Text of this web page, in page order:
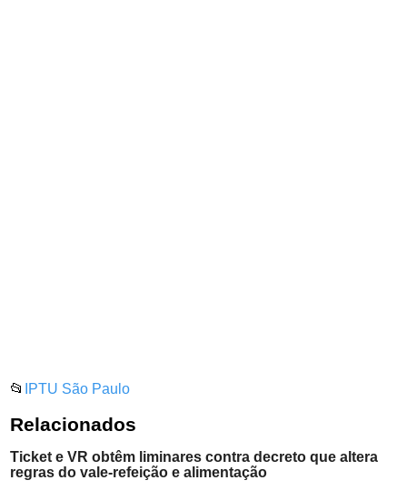
📂 IPTU São Paulo
Relacionados
Ticket e VR obtêm liminares contra decreto que altera
regras do vale-refeição e alimentação